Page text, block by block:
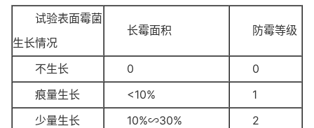
试验表面霉菌
生长情况
长霉面积 防霉等级
不生长 0
0
痕量生长
<10%
1
少量生长
10%∽30%
2